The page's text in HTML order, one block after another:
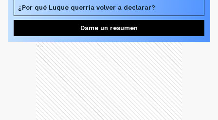
¿Por qué Luque querría volver a declarar?
Dame un resumen
Ads